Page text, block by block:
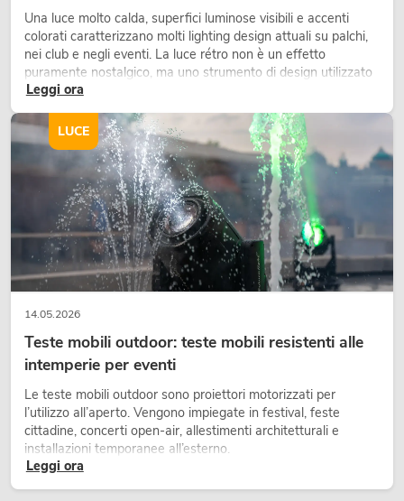
Una luce molto calda, superfici luminose visibili e accenti
colorati caratterizzano molti lighting design attuali su palchi,
nei club e negli eventi. La luce rétro non è un effetto
puramente nostalgico, ma uno strumento di design utilizzato
in modo consapevole: crea atmosfera, dona carattere alle
Leggi ora
14.05.2026
Teste mobili outdoor: teste mobili resistenti alle
intemperie per eventi
Le teste mobili outdoor sono proiettori motorizzati per
l’utilizzo all’aperto. Vengono impiegate in festival, feste
cittadine, concerti open-air, allestimenti architetturali e
installazioni temporanee all’esterno.
Leggi ora
LUCE